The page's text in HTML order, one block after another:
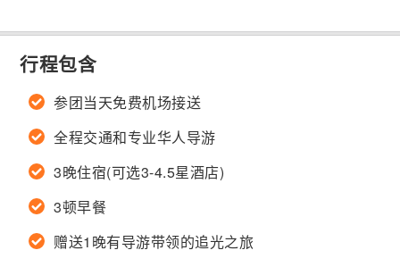
行程包含
参团当天免费机场接送
全程交通和专业华人导游
3晚住宿(可选3-4.5星酒店)
3顿早餐
赠送1晚有导游带领的追光之旅